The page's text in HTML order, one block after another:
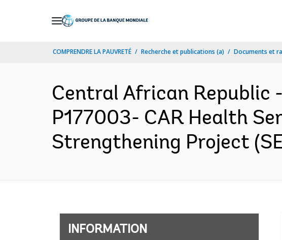
COMPRENDRE LA PAUVRETÉ Recherche et publications (a) Documents et
Central African Republic -
P177003- CAR Health
Strengthening Project
INFORMATION